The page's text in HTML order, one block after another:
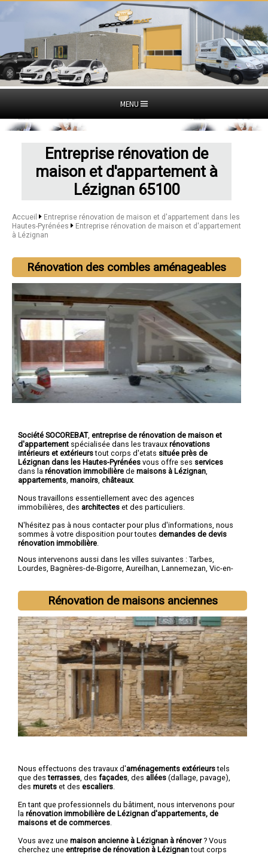
MENU
Entreprise rénovation de
maison et d'appartement à
Lézignan 65100
Accueil
Entreprise rénovation de maison et d'appartement dans les
Hautes-Pyrénées
Entreprise rénovation de maison et d'appartement
à Lézignan
Rénovation des combles aménageables
Société SOCOREBAT, entreprise de rénovation de maison et
d'appartement spécialisée dans les travaux rénovations
intérieurs et extérieurstout corps d'etats située près de
Lézignan dans les Hautes-Pyrénées vous offre ses services
dans la rénovation immobilière de maisons à Lézignan
appartements manoirs châteaux.
Nous travaillons essentiellement avec des agences
immobilières, des architectes et des particuliers.
N'hésitez pas à nous contacter pour plus d'informations, nous
sommes à votre disposition pour toutes demandes de devis
rénovation immobilière
Nous intervenons aussi dans les villes suivantes : Tarbes,
Lourdes, Bagnères-de-Bigorre, Aureilhan, Lannemezan, Vic-en-
Rénovation de maisons anciennes
Nous effectuons des travaux d'aménagements extérieurstels
que desterrasses , des façades , des allées (dallage, pavage),
des murets et des escaliers
En tant que professionnels du bâtiment, nous intervenons pour
la rénovation immobilière de Lézignan d'appartements, de
maisons et de commerces
Vous avez une maison ancienne à Lézignan à rénover? Vous
cherchez une entreprise de rénovation à Lézignantout corps